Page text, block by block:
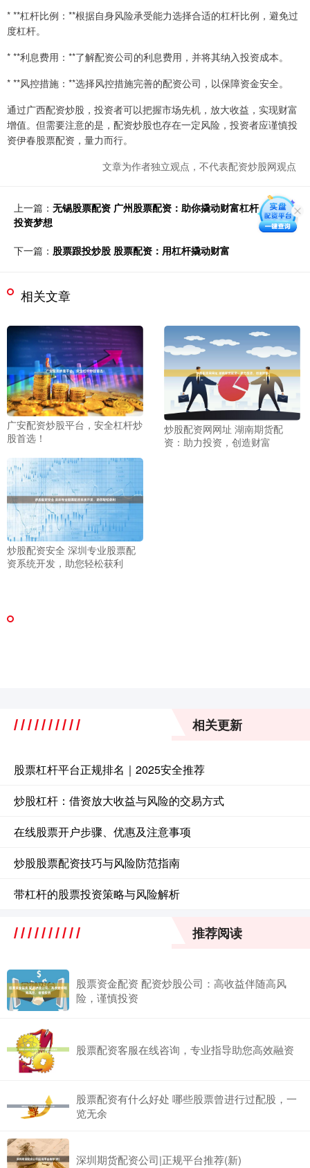
* **杠杆比例：**根据自身风险承受能力选择合适的杠杆比例，避免过
度杠杆。
* **利息费用：**了解配资公司的利息费用，并将其纳入投资成本。
* **风控措施：**选择风控措施完善的配资公司，以保障资金安全。
通过广西配资炒股，投资者可以把握市场先机，放大收益，实现财富
增值。但需要注意的是，配资炒股也存在一定风险，投资者应谨慎投
资伊春股票配资，量力而行。
文章为作者独立观点，不代表配资炒股网观点
上一篇： 无锡股票配资 广州股票配资：助你撬动财富杠杆，实现
投资梦想
下一篇： 股票跟投炒股 股票配资：用杠杆撬动财富
相关文章
广安配资炒股平台，安全杠杆炒
股首选！
炒股配资网网址 湖南期货配
资：助力投资，创造财富
炒股配资安全 深圳专业股票配
资系统开发，助您轻松获利
相关更新
股票杠杆平台正规排名｜2025安全推荐
炒股杠杆：借资放大收益与风险的交易方式
在线股票开户步骤、优惠及注意事项
炒股股票配资技巧与风险防范指南
带杠杆的股票投资策略与风险解析
推荐阅读
股票资金配资 配资炒股公司：高收益伴随高风
险，谨慎投资
股票配资客服在线咨询，专业指导助您高效融资
股票配资有什么好处 哪些股票曾进行过配股，一
览无余
深圳期货配资公司|正规平台推荐(新)